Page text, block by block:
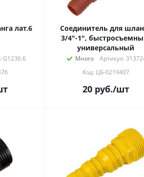
лат.6
G1236.6
Соединитель для
3/4"-1",
универсальный
Много
Артикул:
Код: ЦБ-0219407
20руб./шт